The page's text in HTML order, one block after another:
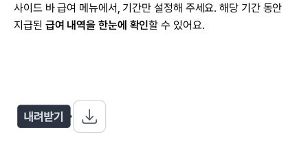
사이드 바 급여 메뉴에서, 기간만 설정해 주세요. 해당 기간 동안
지급된 급여 내역을 한눈에 확인할 수 있어요.